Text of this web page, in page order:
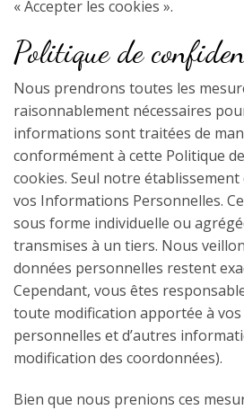
« Accepter les cookies ».
Politique de
Nous prendrons toutes les
raisonnablement nécessaires
informations sont traitées de
conformément à cette Politique
cookies. Seul notre
vos Informations Personnelles.
sous forme individuelle ou
transmises à un tiers. Nous
données personnelles restent
Cependant, vous êtes
toute modification apportée à vos
personnelles et d’autres
modification des coordonnées).
Bien que nous prenions ces